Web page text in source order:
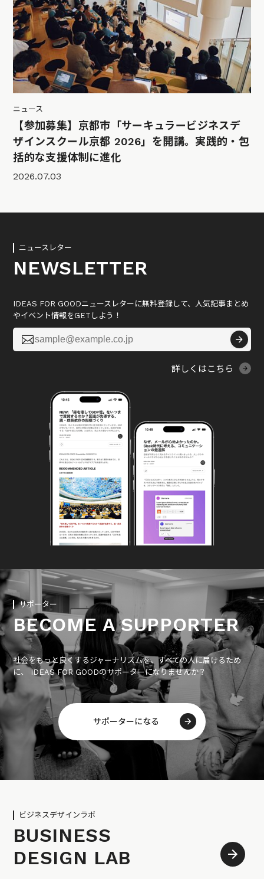
ニュース
【参加募集】京都市「サーキュラービジネスデ
ザインスクール京都 2026」を開講。実践的・包
括的な支援体制に進化
2026.07.03
ニュースレター
NEWSLETTER
IDEAS FOR GOODニュースレターに無料登録して、人気記事まとめ
やイベント情報をGETしよう！

詳しくはこちら
サポーター
BECOME A SUPPORTER
社会をもっと良くするジャーナリズムを、すべての人に届けるため
に、 IDEAS FOR GOODのサポーターになりませんか？
サポーターになる
ビジネスデザインラボ
BUSINESS
DESIGN LAB